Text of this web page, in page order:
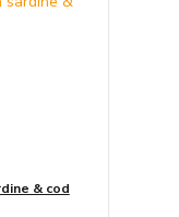
& cod